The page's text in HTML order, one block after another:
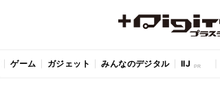
ゲーム ガジェット みんなのデジタル IIJ